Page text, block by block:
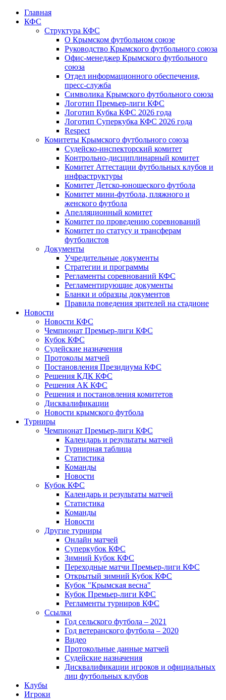
Главная
КФС
Структура КФС
О Крымском футбольном союзе
Руководство Крымского футбольного союза
Офис-менеджер Крымского футбольного
союза
Отдел информационного обеспечения,
пресс-служба
Символика Крымского футбольного союза
Логотип Премьер-лиги КФС
Логотип Кубка КФС 2026 года
Логотип Суперкубка КФС 2026 года
Respect
Комитеты Крымского футбольного союза
Судейско-инспекторский комитет
Контрольно-дисциплинарный комитет
Комитет Аттестации футбольных клубов и
инфраструктуры
Комитет Детско-юношеского футбола
Комитет мини-футбола, пляжного и
женского футбола
Апелляционный комитет
Комитет по проведению соревнований
Комитет по статусу и трансферам
футболистов
Документы
Учредительные документы
Стратегии и программы
Регламенты соревнований КФС
Регламентирующие документы
Бланки и образцы документов
Правила поведения зрителей на стадионе
Новости
Новости КФС
Чемпионат Премьер-лиги КФС
Кубок КФС
Судейские назначения
Протоколы матчей
Постановления Президиума КФС
Решения КДК КФС
Решения АК КФС
Решения и постановления комитетов
Дисквалификации
Новости крымского футбола
Турниры
Чемпионат Премьер-лиги КФС
Календарь и результаты матчей
Турнирная таблица
Статистика
Команды
Новости
Кубок КФС
Календарь и результаты матчей
Статистика
Команды
Новости
Другие турниры
Онлайн матчей
Суперкубок КФС
Зимний Кубок КФС
Переходные матчи Премьер-лиги КФС
Открытый зимний Кубок КФС
Кубок "Крымская весна"
Кубок Премьер-лиги КФС
Регламенты турниров КФС
Ссылки
Год сельского футбола – 2021
Год ветеранского футбола – 2020
Видео
Протокольные данные матчей
Судейские назначения
Дисквалификации игроков и официальных
лиц футбольных клубов
Клубы
Игроки